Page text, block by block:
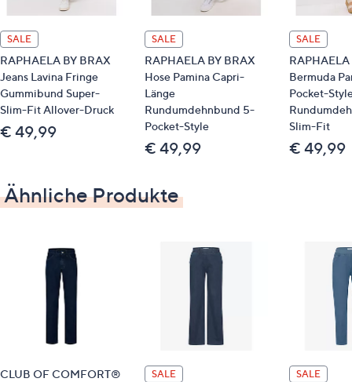
Normalgröße ca. 68 cm
lange Form
Super Slim Fit
hohe Leibhöhe
Material
Elasthan, gewebt
Schonwäsche 30°
SALE
RAPHAELA BY BRAX
Jeans Lavina Fringe
Gummibund Super-
Slim-Fit Allover-Druck
€ 49,99
SALE
RAPHAELA BY BRAX
Hose Pamina Capri-
Länge
Rundumdehnbund 5-
Pocket-Style
€ 49,99
SALE
RAPHAELA
Bermuda
Pocket-
Slim-Fit
€ 49,99
Ähnliche Produkte
CLUB OF COMFORT®
SALE SALE